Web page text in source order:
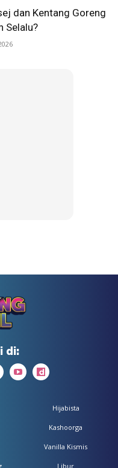
pakaiannya itu. Bukan
baju dengan
dan Kentang Goreng
Selalu?
di:
Hijabista
Kashoorga
Vanilla Kismis
Libur